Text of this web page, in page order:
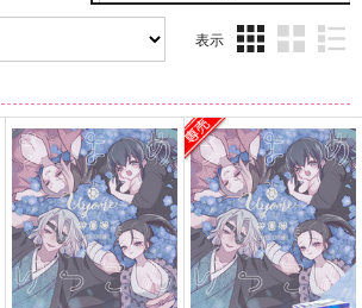
表示
ム
表
示
ム
表
示
ム
表
示